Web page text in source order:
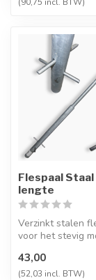
Flespaal Staal
lengte
Verzinkt stalen
voor het stevig
informatiebor...
43,00
(52,03 incl. BTW)